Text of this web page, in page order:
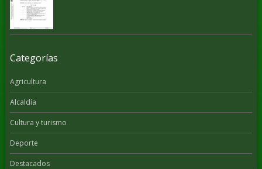
Categorías
Agricultura
Alcaldía
Cultura y turismo
Deporte
Destacados